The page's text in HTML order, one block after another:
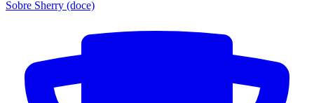
Sobre Sherry (doce)